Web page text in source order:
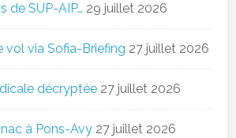
de SUP-AIP… 29 juillet 2026
vol via Sofia-Briefing 27 juillet 2026
décryptée 27 juillet 2026
à Pons-Avy 27 juillet 2026